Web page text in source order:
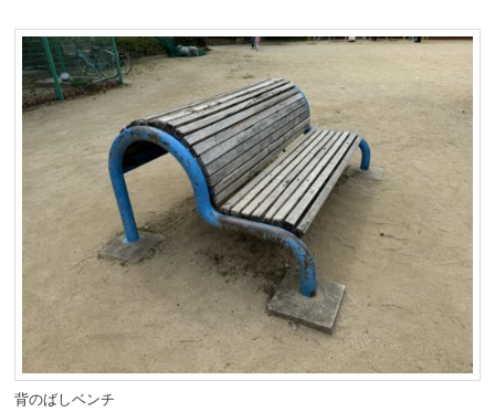
背のばしベンチ